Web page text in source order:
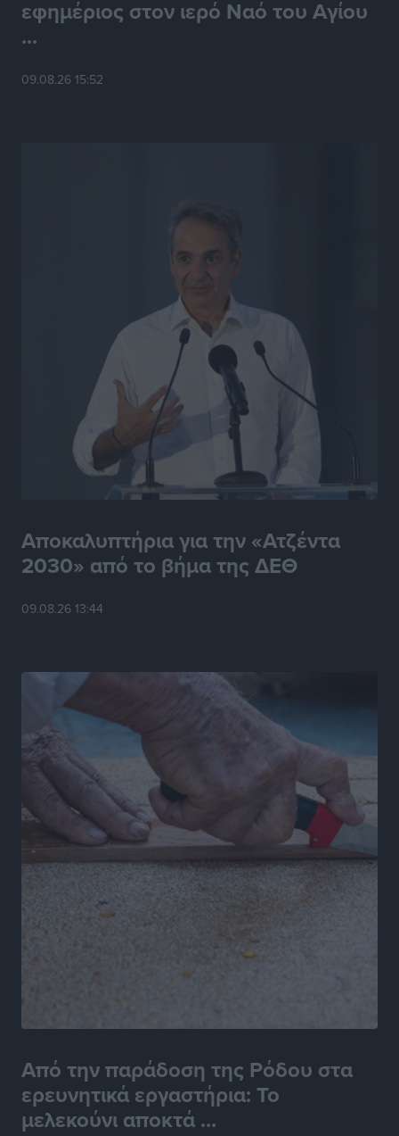
Συνεντεύξεις• πριν 24 ώρες
εφημέριος στον ιερό Ναό του Αγίου
...
09.08.26 15:52
Αποκαλυπτήρια για την «Ατζέντα
2030» από το βήμα της ΔΕΘ
09.08.26 13:44
Από την παράδοση της Ρόδου στα
ερευνητικά εργαστήρια: Το
μελεκούνι αποκτά ...